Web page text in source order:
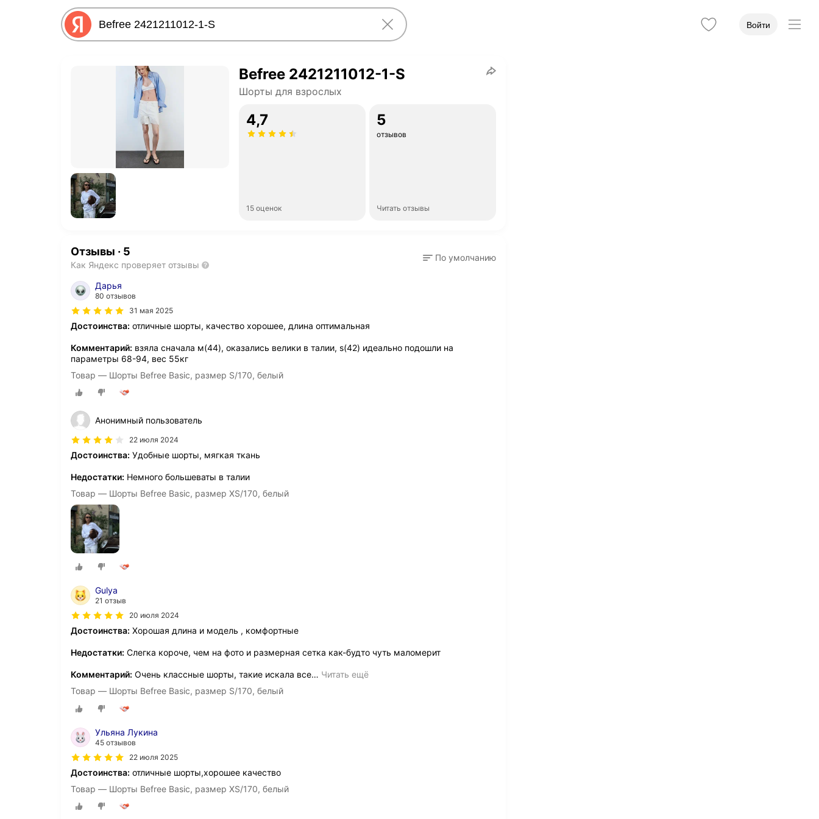
Войти
Befree 2421211012-1-S
Шорты для взрослых
4,7
15 оценок
5
отзывов
Читать отзывы
Отзывы · 5
Как Яндекс проверяет отзывы
По умолчанию
Дарья
80 отзывов
31 мая 2025
Достоинства: отличные шорты, качество хорошее, длина оптимальная
Комментарий: взяла сначала м(44), оказались велики в талии, s(42) идеально подошли на
параметры 68-94, вес 55кг
Товар — Шорты Befree Basic, размер S/170, белый
Анонимный пользователь
22 июля 2024
Достоинства: Удобные шорты, мягкая ткань
Недостатки: Немного большеваты в талии
Товар — Шорты Befree Basic, размер XS/170, белый
Gulya
21 отзыв
20 июля 2024
Достоинства: Хорошая длина и модель , комфортные
Недостатки: Слегка короче, чем на фото и размерная сетка как-будто чуть маломерит
Комментарий: Очень классные шорты, такие искала все… Читать ещё
Товар — Шорты Befree Basic, размер S/170, белый
Ульяна Лукина
45 отзывов
22 июля 2025
Достоинства: отличные шорты,хорошее качество
Товар — Шорты Befree Basic, размер XS/170, белый